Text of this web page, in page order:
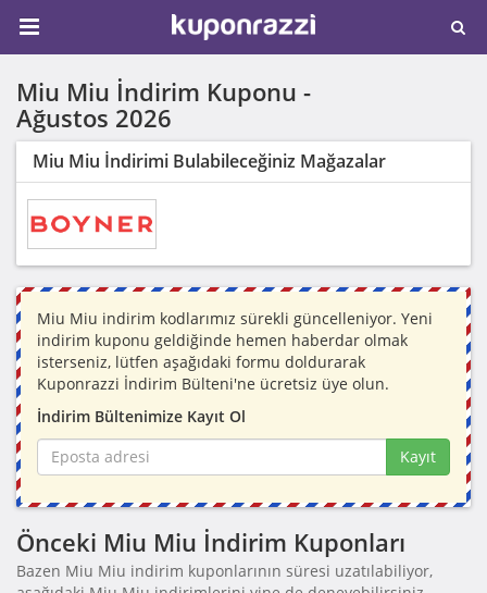
Miu Miu İndirim Kuponu -
Ağustos 2026
Miu Miu İndirimi Bulabileceğiniz Mağazalar
Miu Miu indirim kodlarımız sürekli güncelleniyor. Yeni
indirim kuponu geldiğinde hemen haberdar olmak
isterseniz, lütfen aşağıdaki formu doldurarak
Kuponrazzi İndirim Bülteni'ne ücretsiz üye olun.
İndirim Bültenimize Kayıt Ol
Kayıt
Önceki Miu Miu İndirim Kuponları
Bazen Miu Miu indirim kuponlarının süresi uzatılabiliyor,